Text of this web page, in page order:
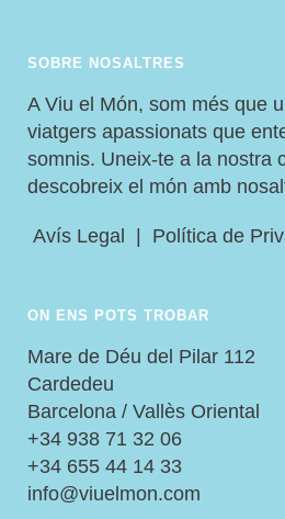
SOBRE NOSALTRES
A Viu el Món, som més que
viatgers apassionats que
somnis. Uneix-te a la nostra
descobreix el món amb
Avís Legal | Política de
ON ENS POTS TROBAR
Mare de Déu del Pilar 112
Cardedeu
Barcelona / Vallès Oriental
+34 938 71 32 06
+34 655 44 14 33
info@viuelmon.com